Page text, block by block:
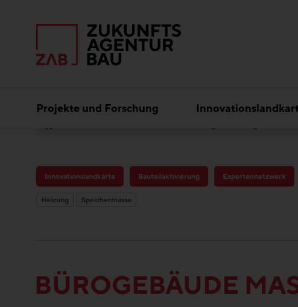
Projekte und Forschung
Innovationslandkarte Bauteilaktivierung Expertennetzwerk
Heizung Speichermasse
BÜROGEBÄUDE